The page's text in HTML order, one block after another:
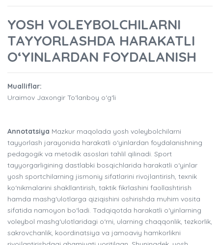
YOSH VOLEYBOLCHILARNI
TAYYORLASHDA HARAKATLI
O‘YINLARDAN FOYDALANISH
Mualliflar:
Uraimov Jaxongir To‘lanboy o‘g‘li
Annotatsiya Mazkur maqolada yosh voleybolchilarni
tayyorlash jarayonida harakatli o‘yinlardan foydalanishning
pedagogik va metodik asoslari tahlil qilinadi. Sport
tayyorgarligining dastlabki bosqichlarida harakatli o‘yinlar
yosh sportchilarning jismoniy sifatlarini rivojlantirish, texnik
ko‘nikmalarini shakllantirish, taktik fikrlashini faollashtirish
hamda mashg‘ulotlarga qiziqishini oshirishda muhim vosita
sifatida namoyon bo‘ladi. Tadqiqotda harakatli o‘yinlarning
voleybol mashg‘ulotlaridagi o‘rni, ularning chaqqonlik, tezkorlik,
sakrovchanlik, koordinatsiya va jamoaviy hamkorlikni